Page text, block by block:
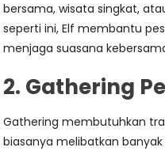
bersama, wisata singkat,
seperti ini, Elf membantu
menjaga suasana
2. Gathering
Gathering membutuhkan
biasanya melibatkan